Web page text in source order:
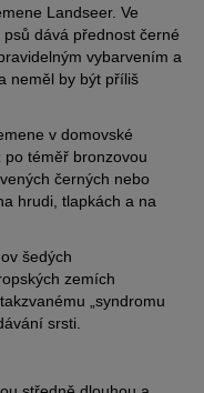
Landseer. Ve
dává přednost černé
vybarvením a
neměl by být příliš
v domovské
po téměř bronzovou
černých nebo
hrudi, tlapkách a na
šedých
zemích
„syndromu
srsti.